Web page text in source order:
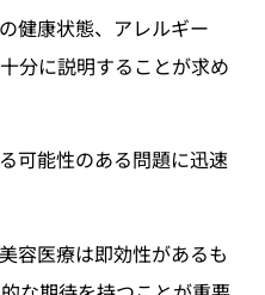
健康状態、アレルギー
分に説明することが求め
可能性のある問題に迅速
容医療は即効性があるも